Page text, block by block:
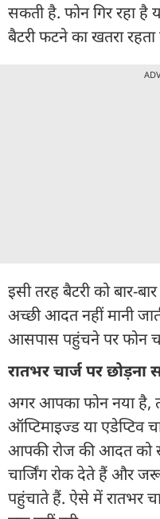
सकती है. फोन गिर रहा है
बैटरी फटने का खतरा रहता
इसी तरह बैटरी को बार-
अच्छी आदत नहीं मानी
आसपास पहुंचने पर फोन
रातभर चार्ज पर छोड़ना
अगर आपका फोन नया है,
ऑप्टिमाइज्ड या एडेप्टिव
आपकी रोज की आदत
चार्जिंग रोक देते हैं और
पहुंचाते हैं. ऐसे में रातभर